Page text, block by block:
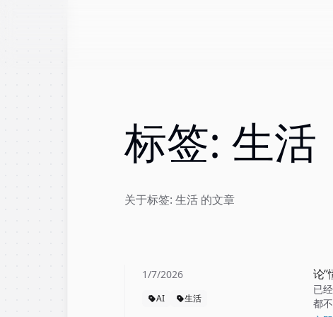
标签: 生活
关于标签: 生活 的文章
论
已
都
1/7/2026
AI 生活